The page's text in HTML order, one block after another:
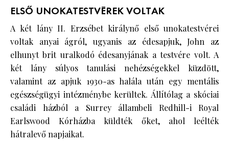
ELSŐ UNOKATESTVÉREK VOLTAK
A két lány II. Erzsébet királynő első unokatestvérei
voltak anyai ágról, ugyanis az édesapjuk, John az
elhunyt brit uralkodó édesanyjának a testvére volt. A
két lány súlyos tanulási nehézségekkel küzdött,
valamint az apjuk 1930-as halála után egy mentális
egészségügyi intézménybe kerültek. Állítólag a skóciai
családi házból a Surrey állambeli Redhill-i Royal
Earlswood Kórházba küldték őket, ahol leélték
hátralevő napjaikat.